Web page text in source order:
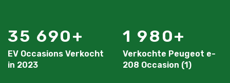
35 690
EV Occasions Verkocht
in 2023
1 980
Verkochte Peugeot e-
208 Occasion (1)